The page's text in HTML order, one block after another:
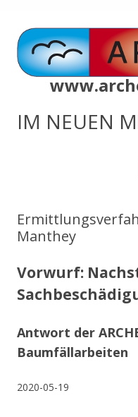
IM NEUEN
Manthey
Vorwurf:
Antwort der
Baumfällarbeiten
2020-05-19